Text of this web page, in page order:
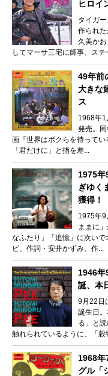
ヒロイ
タイガ
作られ
久美か
してマーサ三宅に師事、ス
49年前
大きな
ス
1968年1
発売。
画『世界はボクらを待って
「君だけに」と指を差...
1975年
ぎゆく
獲得！
1975年9
ままに
なふたり」「追憶」に次い
ビ、作詞・安井かずみ、作...
1946年
誕、本
9月22日
誕生日
る」と
触れられているように、「
1968年
グル「